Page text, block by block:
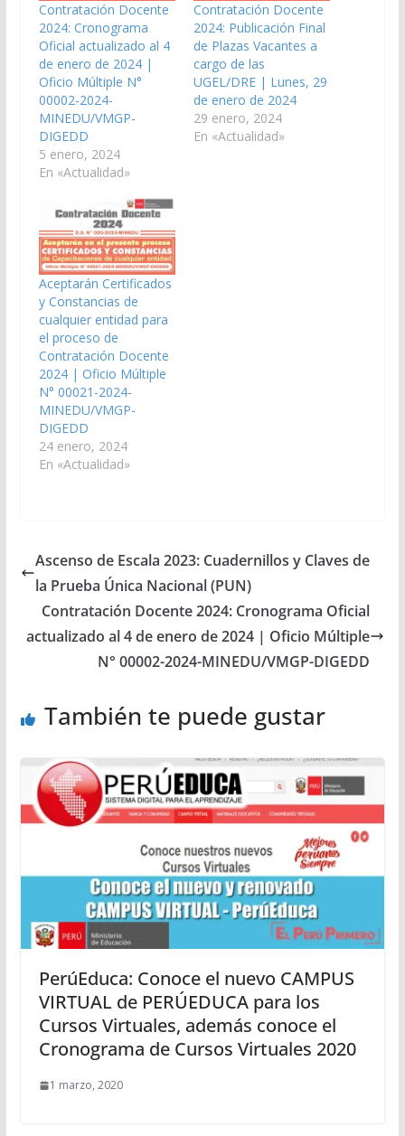
Contratación Docente
2024: Cronograma
Oficial actualizado al 4
de enero de 2024 |
Oficio Múltiple N°
00002-2024-
MINEDU/VMGP-
DIGEDD
5 enero, 2024
En «Actualidad»
Contratación Docente
2024: Publicación Final
de Plazas Vacantes a
cargo de las
UGEL/DRE | Lunes, 29
de enero de 2024
29 enero, 2024
En «Actualidad»
Aceptarán Certificados
y Constancias de
cualquier entidad para
el proceso de
Contratación Docente
2024 | Oficio Múltiple
N° 00021-2024-
MINEDU/VMGP-
DIGEDD
24 enero, 2024
En «Actualidad»
Ascenso de Escala 2023: Cuadernillos y Claves de
la Prueba Única Nacional (PUN)
Contratación Docente 2024: Cronograma Oficial
actualizado al 4 de enero de 2024 | Oficio Múltiple
N° 00002-2024-MINEDU/VMGP-DIGEDD
También te puede gustar
PerúEduca: Conoce el nuevo CAMPUS
VIRTUAL de PERÚEDUCA para los
Cursos Virtuales, además conoce el
Cronograma de Cursos Virtuales 2020
1 marzo, 2020